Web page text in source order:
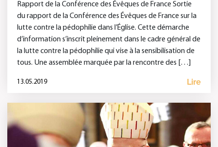
Rapport de la Conférence des Évêques de France Sortie
du rapport de la Conférence des Évêques de France sur la
lutte contre la pédophilie dans l’Église. Cette démarche
d’information s’inscrit pleinement dans le cadre général de
la lutte contre la pédophilie qui vise à la sensibilisation de
tous. Une assemblée marquée par la rencontre des […]
13.05.2019 Lire